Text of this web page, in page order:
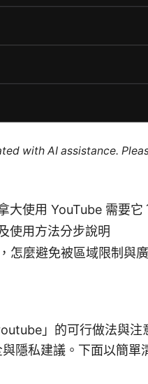
with AI assistance.
大使用 YouTube 需要它
使用方法分步說明
怎麼避免被區域限制與
」的可行做法與注
隱私建議。下面以簡單